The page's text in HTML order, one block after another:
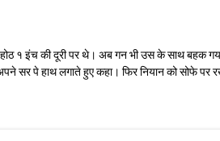
१ इंच की दूरी पर थे। अब गन भी उस के साथ बहक
सर पे हाथ लगाते हुए कहा। फिर नियान को सोफे